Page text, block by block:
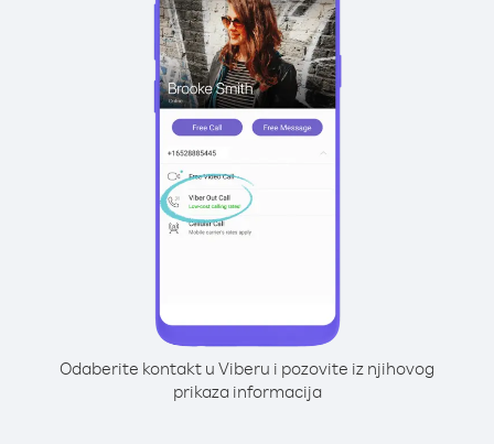
Odaberite kontakt u Viberu i pozovite iz njihovog
prikaza informacija